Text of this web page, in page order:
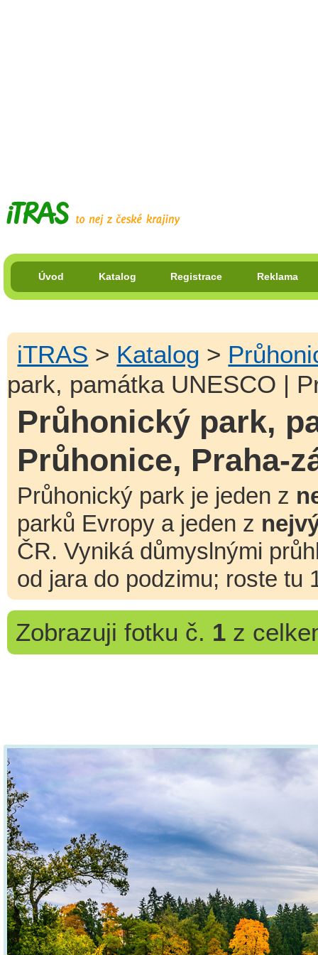
Úvod Katalog Registrace Reklama
iTRAS > Katalog >
park, památka UNESCO |
Průhonický park,
Průhonice, Praha-
Průhonický park je jeden z
parků Evropy a jeden z
ČR. Vyniká důmyslnými
od jara do podzimu; roste tu
Zobrazuji fotku č. 1z